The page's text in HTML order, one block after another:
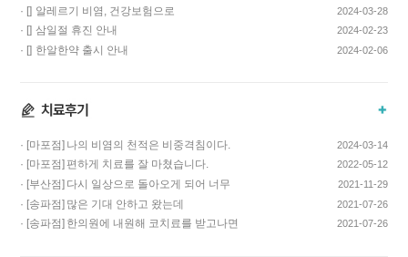
· [] 알레르기 비염, 건강보험으로
치료하고 비용…
2024-03-28
· [] 삼일절 휴진 안내 2024-02-23
· [] 한알한약 출시 안내 2024-02-06
· [마포점] 나의 비염의 천적은 비중격침이다. 2024-03-14
· [마포점] 편하게 치료를 잘 마쳤습니다. 2022-05-12
· [부산점] 다시 일상으로 돌아오게 되어 너무
기쁩니다…
2021-11-29
· [송파점] 많은 기대 안하고 왔는데
코스요리처럼 이어…
2021-07-26
· [송파점] 한의원에 내원해 코치료를 받고나면
2021-07-26